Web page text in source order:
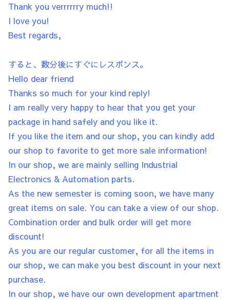
Thank you verrrrrry much!!
I love you!
Best regards,
すると、数分後にすぐにレスポンス。
Hello dear friend
Thanks so much for your kind reply!
I am really very happy to hear that you get your
package in hand safely and you like it.
If you like the item and our shop, you can kindly add
our shop to favorite to get more sale information!
In our shop, we are mainly selling Industrial
Electronics & Automation parts.
As the new semester is coming soon, we have many
great items on sale. You can take a view of our shop.
Combination order and bulk order will get more
discount!
As you are our regular customer, for all the items in
our shop, we can make you best discount in your next
purchase.
In our shop, we have our own development apartment